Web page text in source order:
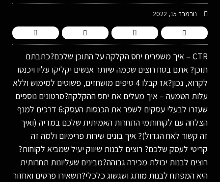
נובמבר 15, 2022
CTR – איך משפרים יחס הקלקה על התוכן שלכם?כתבתם
תוכן? אתם בטח רוצים שכמה שיותר אנשים יקליקו עליו ויכנסו
לקרוא, נכון?אז קבלו 4 טיפים מושחזים, פשוטים למימוש וללא
עלות הטמעה – איך מעלים את יחס ההקלקה?סרטונים נוספים
שעזרו לבעלי עסקים לשפר את הכנסות העסק:6 דרכים למנף
הצלחה עם לקוחותמי התחרות האמיתית שלכם במדיה (ואיך
זה קשור לאח הגדול)? איך בונים שירות פרימיום ולמה זה
קריטי לעסק שלכם? רוצים לבנות שיווק יעיל שמביא לקוחות?
רוצים לבנות יכולת מכירה גבוהה?מבינים שעליונות תחרותית
היא המפתח לבנות מותג ושגשוג כלכלי?תשאירו פרטים ואחזור